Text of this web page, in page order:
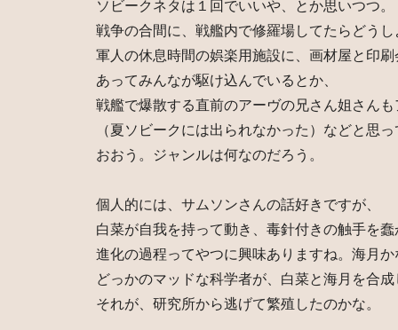
ソビークネタは１回でいいや、とか思いつつ。
戦争の合間に、戦艦内で修羅場してたらどうし
軍人の休息時間の娯楽用施設に、画材屋と印刷
あってみんなが駆け込んでいるとか、
戦艦で爆散する直前のアーヴの兄さん姐さん
（夏ソビークには出られなかった）などと思
おおう。ジャンルは何なのだろう。
個人的には、サムソンさんの話好きですが、
白菜が自我を持って動き、毒針付きの触手を
進化の過程ってやつに興味ありますね。海月か
どっかのマッドな科学者が、白菜と海月を合
それが、研究所から逃げて繁殖したのかな。